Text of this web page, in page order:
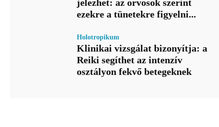
jelezhet: az orvosok szerint
ezekre a tünetekre figyelni...
Holotropikum
Klinikai vizsgálat bizonyítja: a
Reiki segíthet az intenzív
osztályon fekvő betegeknek